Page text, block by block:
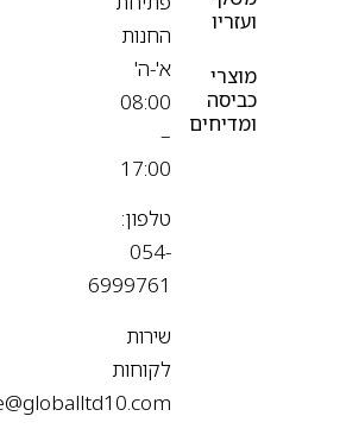
מוצרי
כביסה
ומדיחים
החנות
א'-ה'
08:00
–
17:00
טלפון:
6999761
לקוחות
office@globalltd10.com